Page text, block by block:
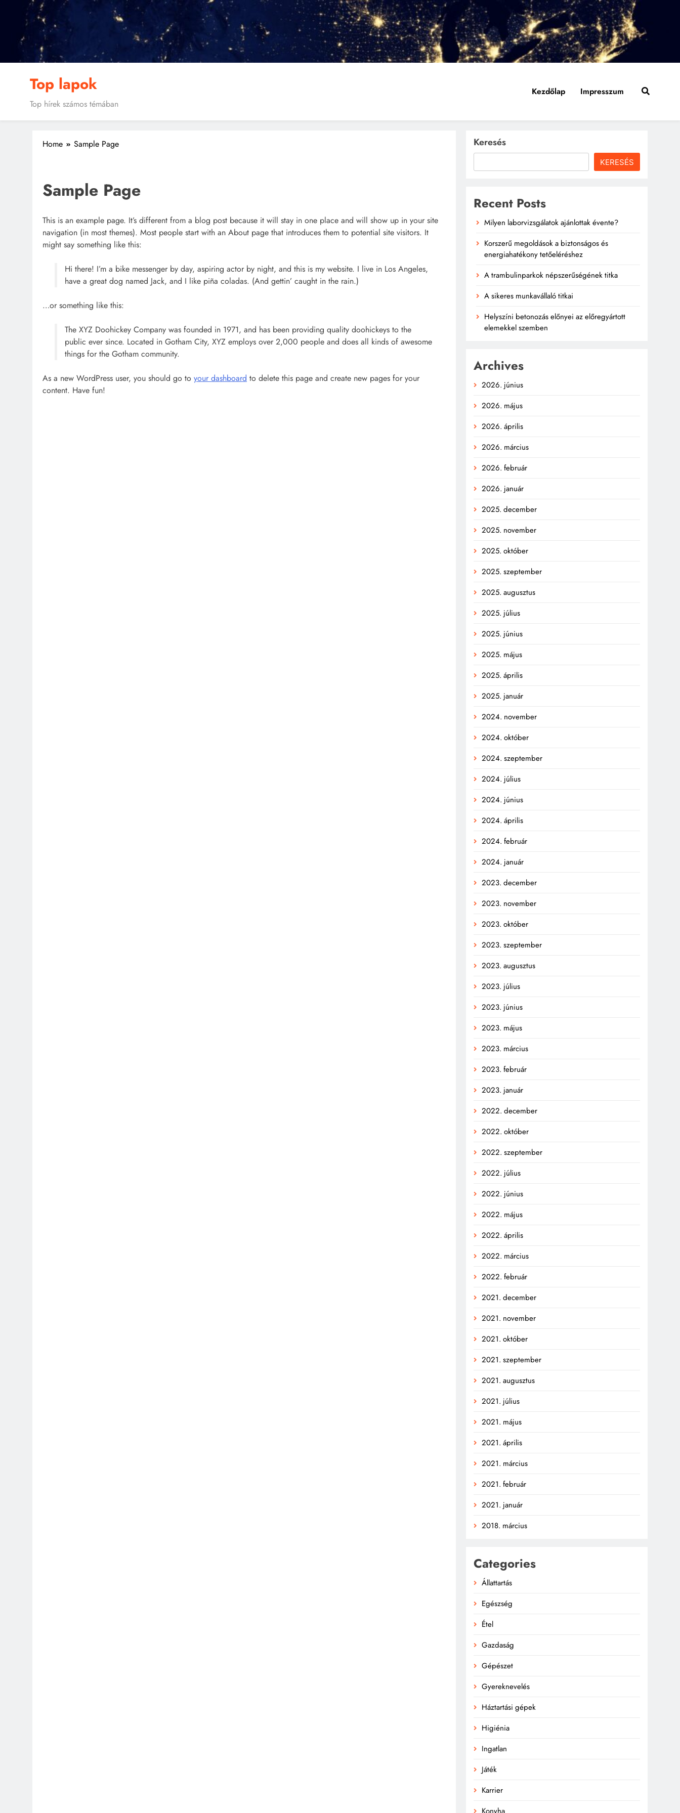
Top lapok
Top hírek számos témában
Kezdőlap Impresszum
Home Sample Page
Sample Page
This is an example page. It’s different from a blog post because it will stay in one place and will show up in your site
navigation (in most themes). Most people start with an About page that introduces them to potential site visitors. It
might say something like this:
Hi there! I’m a bike messenger by day, aspiring actor by night, and this is my website. I live in Los Angeles,
have a great dog named Jack, and I like piña coladas. (And gettin’ caught in the rain.)
…or something like this:
The XYZ Doohickey Company was founded in 1971, and has been providing quality doohickeys to the
public ever since. Located in Gotham City, XYZ employs over 2,000 people and does all kinds of awesome
things for the Gotham community.
As a new WordPress user, you should go to your dashboard to delete this page and create new pages for your
content. Have fun!
Keresés
KERESÉS
Recent Posts
Milyen laborvizsgálatok ajánlottak évente?
Korszerű megoldások a biztonságos és
energiahatékony tetőeléréshez
A trambulinparkok népszerűségének titka
A sikeres munkavállaló titkai
Helyszíni betonozás előnyei az előregyártott
elemekkel szemben
Archives
2026. június
2026. május
2026. április
2026. március
2026. február
2026. január
2025. december
2025. november
2025. október
2025. szeptember
2025. augusztus
2025. július
2025. június
2025. május
2025. április
2025. január
2024. november
2024. október
2024. szeptember
2024. július
2024. június
2024. április
2024. február
2024. január
2023. december
2023. november
2023. október
2023. szeptember
2023. augusztus
2023. július
2023. június
2023. május
2023. március
2023. február
2023. január
2022. december
2022. október
2022. szeptember
2022. július
2022. június
2022. május
2022. április
2022. március
2022. február
2021. december
2021. november
2021. október
2021. szeptember
2021. augusztus
2021. július
2021. május
2021. április
2021. március
2021. február
2021. január
2018. március
Categories
Állattartás
Egészség
Étel
Gazdaság
Gépészet
Gyereknevelés
Háztartási gépek
Higiénia
Ingatlan
Játék
Karrier